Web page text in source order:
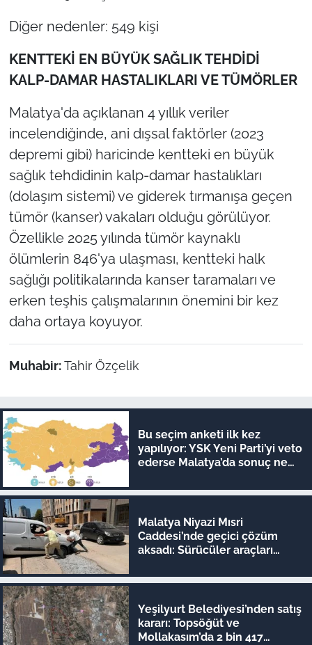
Diğer nedenler: 549 kişi
KENTTEKİ EN BÜYÜK SAĞLIK TEHDİDİ
KALP-DAMAR HASTALIKLARI VE TÜMÖRLER
Malatya'da açıklanan 4 yıllık veriler
incelendiğinde, ani dışsal faktörler (2023
depremi gibi) haricinde kentteki en büyük
sağlık tehdidinin kalp-damar hastalıkları
(dolaşım sistemi) ve giderek tırmanışa geçen
tümör (kanser) vakaları olduğu görülüyor.
Özellikle 2025 yılında tümör kaynaklı
ölümlerin 846'ya ulaşması, kentteki halk
sağlığı politikalarında kanser taramaları ve
erken teşhis çalışmalarının önemini bir kez
daha ortaya koyuyor.
Muhabir: Tahir Özçelik
Bu seçim anketi ilk kez
yapılıyor: YSK Yeni Parti’yi veto
ederse Malatya’da sonuç ne
Malatya Niyazi Mısri
Caddesi’nde geçici çözüm
aksadı: Sürücüler araçları
Yeşilyurt Belediyesi’nden satış
kararı: Topsöğüt ve
Mollakasım’da 2 bin 417